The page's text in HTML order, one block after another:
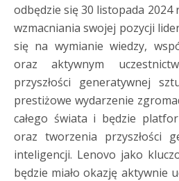
odbędzie się 30 listopada 2024
wzmacniania swojej pozycji
się na wymianie wiedzy,
oraz aktywnym
przyszłości generatywnej
prestiżowe wydarzenie
całego świata i będzie
oraz tworzenia przyszłości
inteligencji. Lenovo jako
będzie miało okazję aktywnie